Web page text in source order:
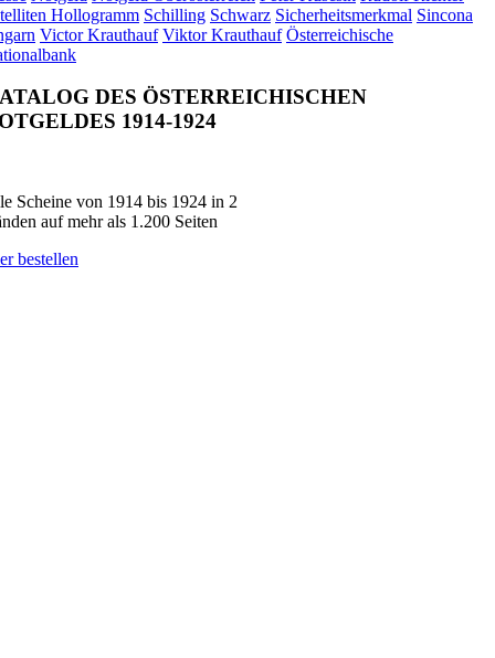
Hollogramm Schilling Schwarz Sicherheitsmerkmal Sincona
Victor Krauthauf Viktor Krauthauf Österreichische
DES ÖSTERREICHISCHEN
1914-1924
Scheine von 1914 bis 1924 in 2
auf mehr als 1.200 Seiten
bestellen